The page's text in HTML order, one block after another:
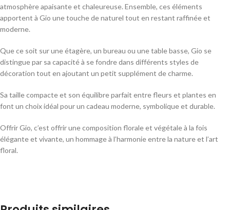
atmosphère apaisante et chaleureuse. Ensemble, ces éléments
apportent à Gio une touche de naturel tout en restant raffinée et
moderne.
Que ce soit sur une étagère, un bureau ou une table basse, Gio se
distingue par sa capacité à se fondre dans différents styles de
décoration tout en ajoutant un petit supplément de charme.
Sa taille compacte et son équilibre parfait entre fleurs et plantes en
font un choix idéal pour un cadeau moderne, symbolique et durable.
Offrir Gio, c’est offrir une composition florale et végétale à la fois
élégante et vivante, un hommage à l’harmonie entre la nature et l’art
floral.